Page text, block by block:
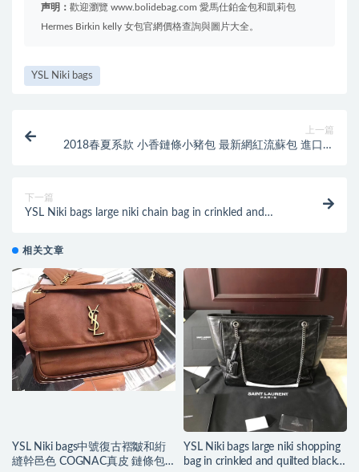
声明： 歡迎瀏覽 www.bolidebag.com 愛馬仕鉑金包和凱莉包
Hermes Birkin kelly 女包官網價格查詢與圖片大全。
YSL Niki bags
上一篇
2018春夏系款 小香鏈條小豬包 最新網紅流蘇包 進口红
下一篇
YSL Niki bags large niki chain bag in crinkled and
相关文章
YSL Niki bags中號復古褶皺和絎
縫幹邑色 COGNAC真皮 鏈條包
YSL Niki bags large niki shopping
bag in crinkled and quilted black